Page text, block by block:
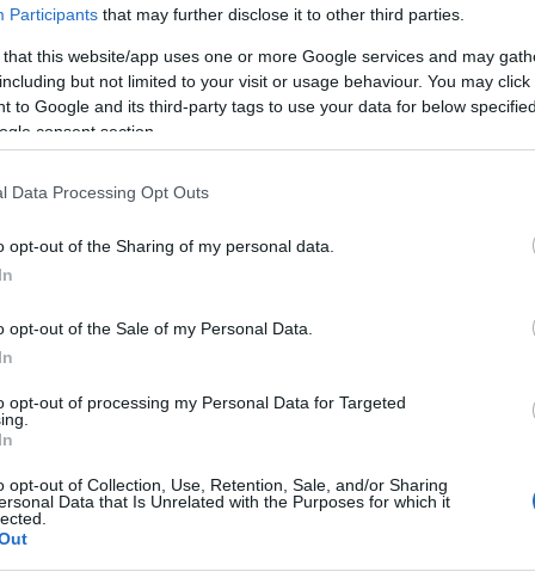
Participants that may further disclose it to other third parties.
that this website/app uses one or more Google services and may
but not limited to your visit or usage behaviour. You may
to Google and its third-party tags to use your data for below
consent section.
Data Processing Opt Outs
opt-out of the Sharing of my personal data.
opt-out of the Sale of my Personal Data.
opt-out of processing my Personal Data for Targeted
opt-out of Collection, Use, Retention, Sale, and/or Sharing
Data that Is Unrelated with the Purposes for which it
a nyolcvanas években. 1999-töl a londoni egyetemen
Amit néhány többi művésztanárral a nyolcvanas években
kurzusok egyik vezető tanára, tapasztalatait lelkesedéssel és
kis termeiben a 2. TIPP NEMZETKÖZI KORTÁRS
Bartha Gabriella (H), Caroline Waltman (NL), Cseh Lili (H),
G), Namhee Kwon (Korea, UK), Szabó Péter (H) A TIPP
kutató programjainak fejlesztésére jött létre. A TIPP
program, mely első sorban az MKE tihanyi művészetelepén
videó- és filmprogramok, vendég előadások és
Kurzus (2004) olyan posztgraduális szintű
vezetésével előadásokon, szemináriumokon, személyes
Magyar Képzőművészeti Egyetem, Barcsay Terem,
Nyitva minden hétköznap 10-18 óráig és szombaton: 10-13